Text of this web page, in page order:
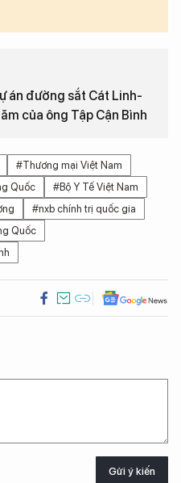
án đường sắt Cát Linh-
của ông Tập Cận Bình
#Thương mại Việt Nam
Quốc
#Bộ Y Tế Việt Nam
#nxb chính trị quốc gia
Quốc
Gửi ý kiến